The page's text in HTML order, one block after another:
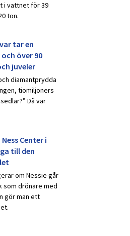
i vattnet för 39
ton.
tar en
över 90
juveler
diamantprydda
tiomiljoners
Då var
Center i
till den
om Nessie går
som drönare med
gör man ett